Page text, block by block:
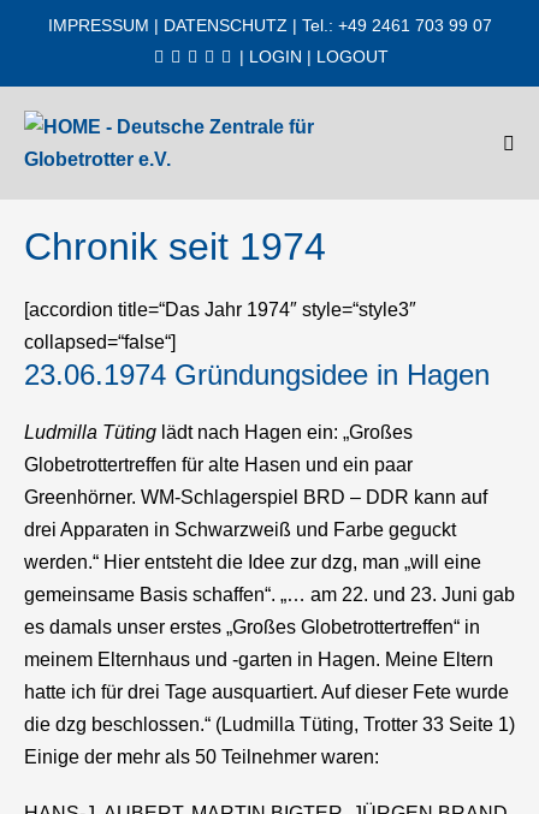
IMPRESSUM | DATENSCHUTZ | Tel.: +49 2461 703 99 07
| LOGIN | LOGOUT
Chronik seit 1974
[accordion title=“Das Jahr 1974″ style=“style3″
collapsed=“false“]
23.06.1974 Gründungsidee in Hagen
Ludmilla Tüting lädt nach Hagen ein: „Großes
Globetrottertreffen für alte Hasen und ein paar
Greenhörner. WM-Schlagerspiel BRD – DDR kann auf
drei Apparaten in Schwarzweiß und Farbe geguckt
werden.“ Hier entsteht die Idee zur dzg, man „will eine
gemeinsame Basis schaffen“. „… am 22. und 23. Juni gab
es damals unser erstes „Großes Globetrottertreffen“ in
meinem Elternhaus und -garten in Hagen. Meine Eltern
hatte ich für drei Tage ausquartiert. Auf dieser Fete wurde
die dzg beschlossen.“ (Ludmilla Tüting, Trotter 33 Seite 1)
Einige der mehr als 50 Teilnehmer waren: